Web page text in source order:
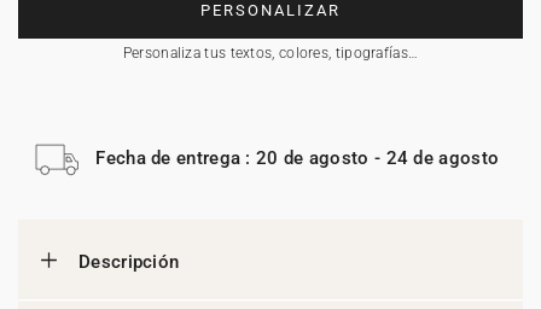
PERSONALIZAR
Personaliza tus textos, colores, tipografías…
Fecha de entrega : 20 de agosto - 24 de agosto
Descripción